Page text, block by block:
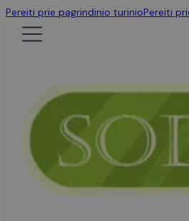
Pereiti prie pagrindinio turinioPereiti